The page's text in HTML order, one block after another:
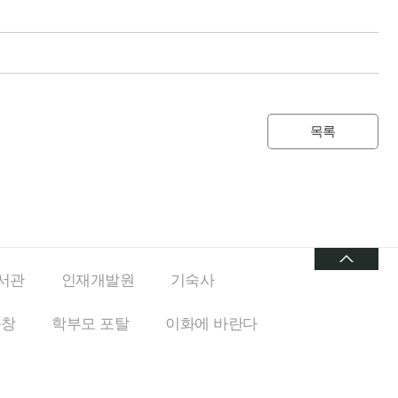
목록
관 인재개발원 기숙사
학부모 포탈 이화에 바란다